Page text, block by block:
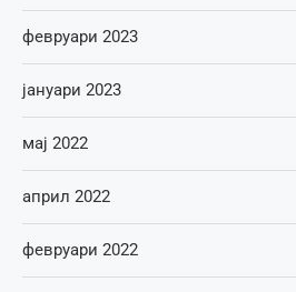
февруари 2023
јануари 2023
мај 2022
април 2022
февруари 2022